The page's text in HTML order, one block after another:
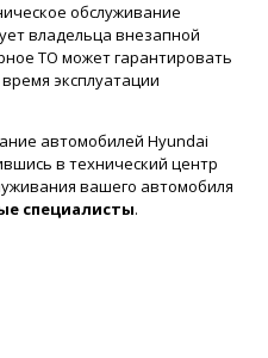
обслуживание
владельца внезапной
ТО может гарантировать
эксплуатации
автомобилей Hyundai
в технический центр
вашего автомобиля
специалисты.